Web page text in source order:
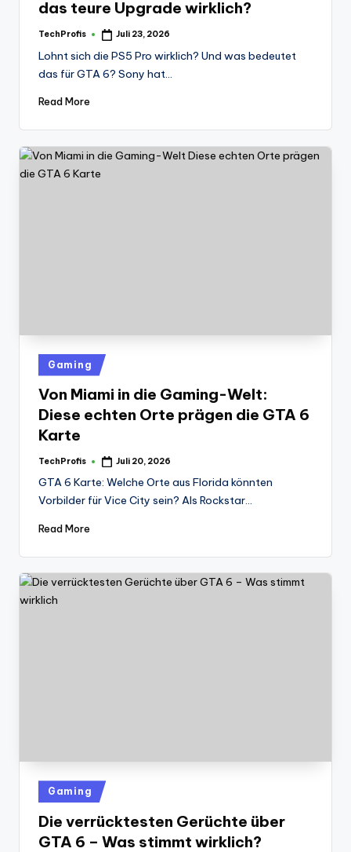
das teure Upgrade wirklich?
Posted
TechProfis Juli 23, 2026
Lohnt sich die PS5 Pro wirklich? Und was bedeutet
das für GTA 6? Sony hat…
Read More
Posted
in
Gaming
Von Miami in die Gaming-Welt:
Diese echten Orte prägen die GTA 6
Karte
Posted
TechProfis Juli 20, 2026
GTA 6 Karte: Welche Orte aus Florida könnten
Vorbilder für Vice City sein? Als Rockstar…
Read More
Posted
in
Gaming
Die verrücktesten Gerüchte über
GTA 6 – Was stimmt wirklich?